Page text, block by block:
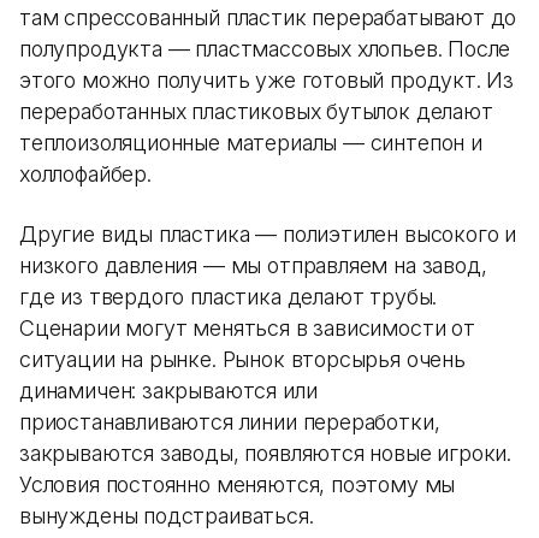
там спрессованный пластик перерабатывают до
полупродукта — пластмассовых хлопьев. После
этого можно получить уже готовый продукт. Из
переработанных пластиковых бутылок делают
теплоизоляционные материалы — синтепон и
холлофайбер.
Другие виды пластика — полиэтилен высокого и
низкого давления — мы отправляем на завод,
где из твердого пластика делают трубы.
Сценарии могут меняться в зависимости от
ситуации на рынке. Рынок вторсырья очень
динамичен: закрываются или
приостанавливаются линии переработки,
закрываются заводы, появляются новые игроки.
Условия постоянно меняются, поэтому мы
вынуждены подстраиваться.